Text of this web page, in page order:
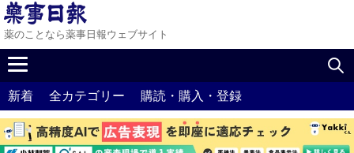
薬のことなら薬事日報ウェブサイト
新着 全カテゴリー 購読・購入・登録